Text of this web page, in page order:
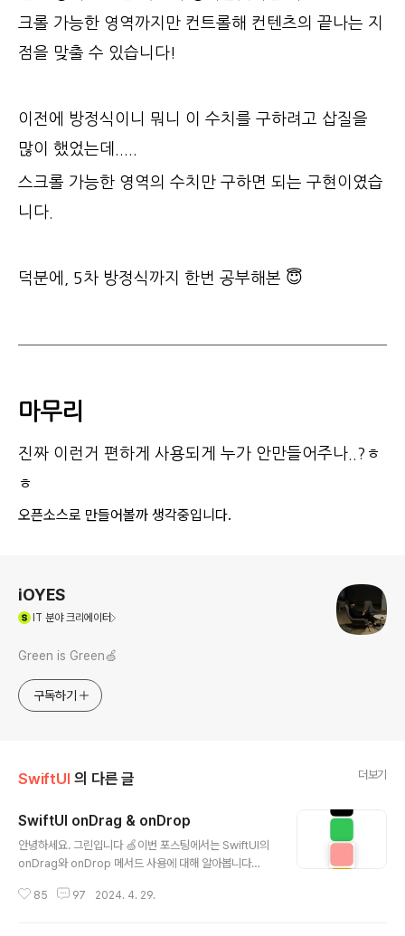
크롤 가능한 영역까지만 컨트롤해 컨텐츠의 끝나는 지
점을 맞출 수 있습니다!
이전에 방정식이니 뭐니 이 수치를 구하려고 삽질을
많이 했었는데.....
스크롤 가능한 영역의 수치만 구하면 되는 구현이였습
니다.
덕분에, 5차 방정식까지 한번 공부해본 😇
마무리
진짜 이런거 편하게 사용되게 누가 안만들어주나..?ㅎ
ㅎ
오픈소스로 만들어볼까 생각중입니다.
iOYES
IT 분야 크리에이터
Green is Green🍏
구독하기
SwiftUI 의 다른 글 더보기
SwiftUI onDrag & onDrop
안녕하세요. 그린입니다 🍏이번 포스팅에서는 SwiftUI의
onDrag와 onDrop 메서드 사용에 대해 알아봅니다
하기 위해서 draggable과 dropDestination에 대해 알
85 97 2024. 4. 29.